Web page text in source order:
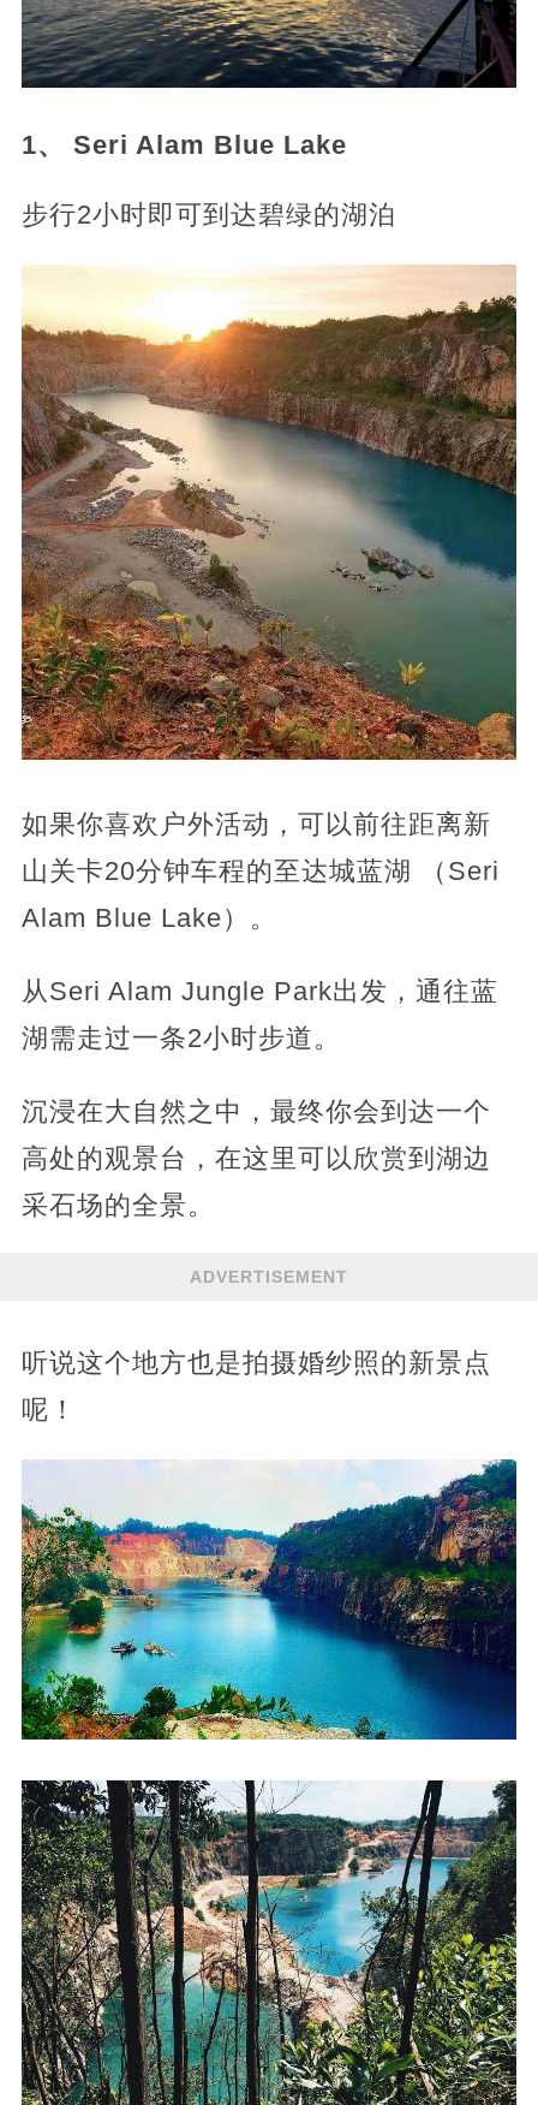
1、 Seri Alam Blue Lake
步行2小时即可到达碧绿的湖泊
如果你喜欢户外活动，可以前往距离新
山关卡20分钟车程的至达城蓝湖 （Seri
Alam Blue Lake）。
从Seri Alam Jungle Park出发，通往蓝
湖需走过一条2小时步道。
沉浸在大自然之中，最终你会到达一个
高处的观景台，在这里可以欣赏到湖边
采石场的全景。
ADVERTISEMENT
听说这个地方也是拍摄婚纱照的新景点
呢！